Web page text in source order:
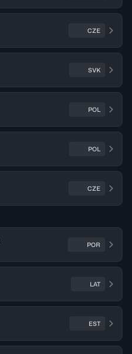
CZE
SVK
POL
POL
CZE
POR
LAT
EST